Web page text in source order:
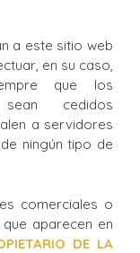
a este sitio web
en su caso,
que los
cedidos
a servidores
ningún tipo de
comerciales o
aparecen en
DE LA